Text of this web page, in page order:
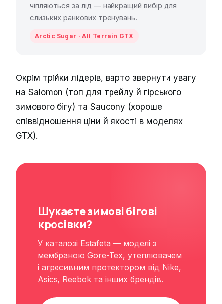
чіпляються за лід — найкращий вибір для
слизьких ранкових тренувань.
Arctic Sugar · All Terrain GTX
Окрім трійки лідерів, варто звернути увагу
на Salomon (топ для трейлу й гірського
зимового бігу) та Saucony (хороше
співвідношення ціни й якості в моделях
GTX).
Шукаєте зимові бігові
кросівки?
У каталозі Estafeta — моделі з
мембраною Gore-Tex, утеплювачем
і агресивним протектором від Nike,
Asics, Reebok та інших брендів.